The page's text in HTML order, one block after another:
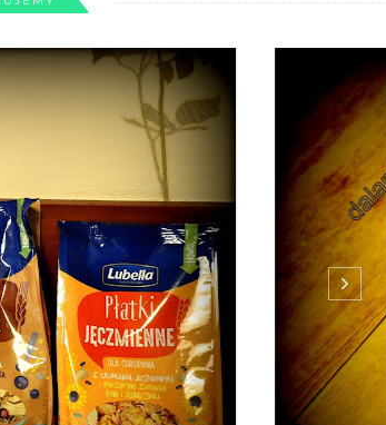
na drugie śniadanie do pracy lubię połączenie
też bardzo się ucieszyłam, gdy jakiś czas temu w
płatków śniadaniowych Lubella! Nie będę
robi płatki śniadaniowe. Pomyślałam sobie "No